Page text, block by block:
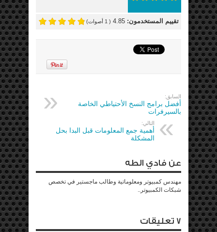
تقييم المستخدمون: 4.85
(
1 أصوات)
السابق:
أفضل برامج النسخ الأحتياطي الخاصة
بالسيرفرات
التالي:
أهمية جمع المعلومات قبل البدا بحل
المشكلة
عن فادي الطه
مهندس كمبيوتر ومعلوماتية وطالب ماجستير في تخصص
شبكات الكمبيوتر..
7 تعليقات